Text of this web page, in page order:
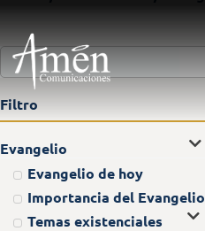
Filtro
Evangelio
Evangelio de hoy
Importancia del Evangelio
Temas existenciales